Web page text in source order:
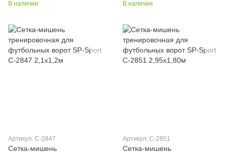
ЭЛИТ SO-2324 2,6х7,5м 2шт
В наличии ЭЛИТ SO-2325 2,6х7,5м 2шт
В наличии
Артикул: C-2847
Сетка-мишень
Артикул: C-2851
Сетка-мишень